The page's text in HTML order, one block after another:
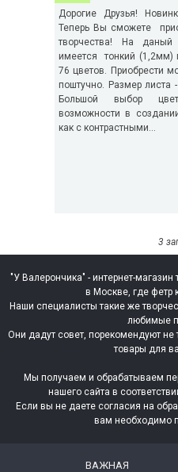
Дорогие Друзья!
Теперь Вы сможете
творчества! На
имеется тонкий (1,2мм)
76 цветов. Приобрести
поштучно. Размер
Большой выбор
возможности в
как с контрастными...
3
"У Валерончика" - интернет-
в Москве, где фетр
Наши специалисты такие же
любимые
Они дадут совет, порекомендуют не
товары для
Мы получаем и обрабатываем
нашего сайта в
Если вы не даете согласия на
вам необходимо
ВАЖНАЯ